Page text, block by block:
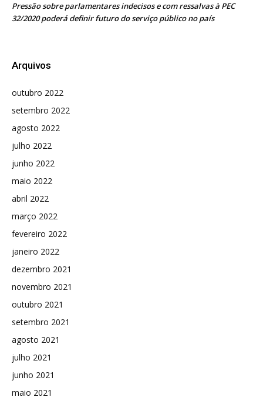
Pressão sobre parlamentares indecisos e com ressalvas à PEC
32/2020 poderá definir futuro do serviço público no país
Arquivos
outubro 2022
setembro 2022
agosto 2022
julho 2022
junho 2022
maio 2022
abril 2022
março 2022
fevereiro 2022
janeiro 2022
dezembro 2021
novembro 2021
outubro 2021
setembro 2021
agosto 2021
julho 2021
junho 2021
maio 2021